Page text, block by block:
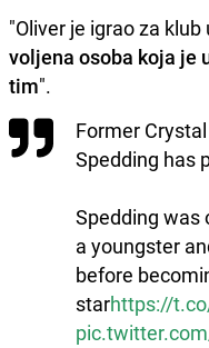
"Oliver je igrao za
voljena osoba koja je
tim".
Former
Spedding has
Spedding was
a youngster
before
starhttps://